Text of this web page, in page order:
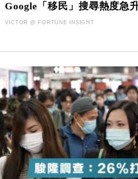
Google「移民」搜尋熱度急升
VICTOR @ FORTUNE INSIGHT